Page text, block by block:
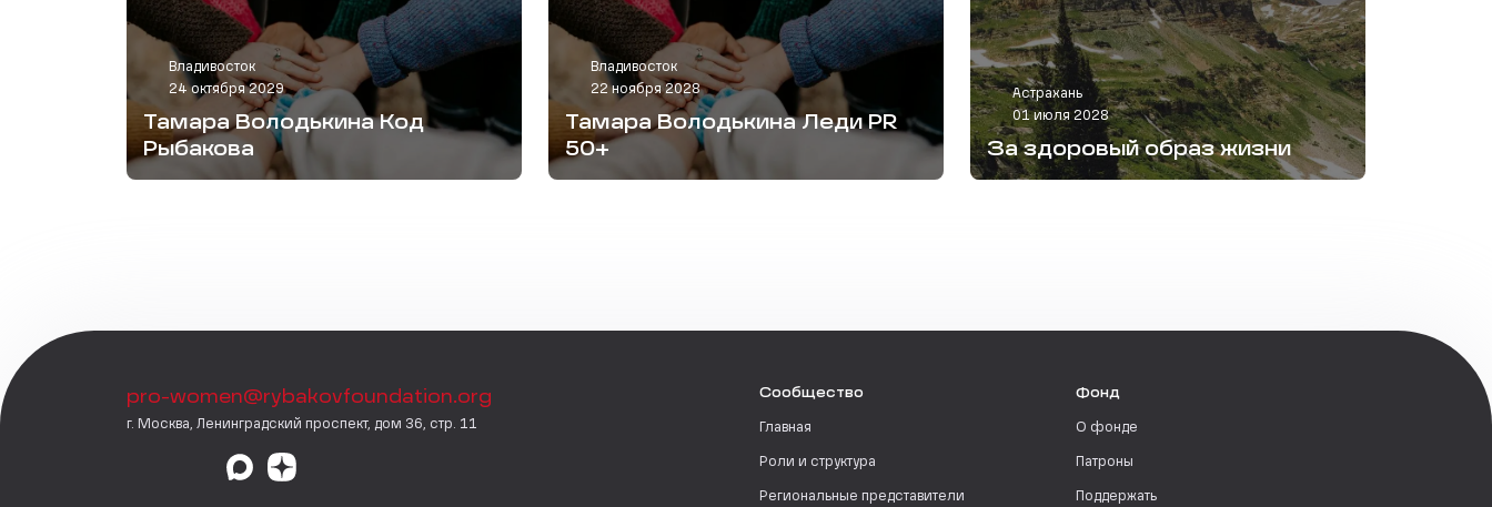
Владивосток
24 октября 2029
Тамара Володькина Код
Рыбакова
Владивосток
22 ноября 2028
Тамара Володькина Леди PR
50+
Астрахань
01 июля 2028
За здоровый образ жизни
pro-women@rybakovfoundation.org
г. Москва, Ленинградский проспект, дом 36, стр. 11
Сообщество
Главная
Роли и структура
Региональные представители
Фонд
О фонде
Патроны
Поддержать